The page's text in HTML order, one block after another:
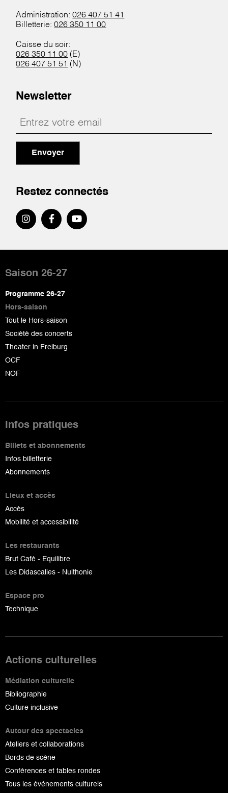
Administration:026 407 51 41
Billetterie:026 350 11 00
Caisse du soir:
026 350 11 00 (E)
026 407 51 51 (N)
Newsletter
Envoyer
Restez connectés
de
page
Saison 26-27
Programme 26-27
Hors-saison
Tout le Hors-saison
Société des concerts
Theater in Freiburg
OCF
NOF
Infos pratiques
Billets et abonnements
Infos billetterie
Abonnements
Lieux et accès
Accès
Mobilité et accessibilité
Les restaurants
Brut Café - Equilibre
Les Didascalies - Nuithonie
Espace pro
Technique
Actions culturelles
Médiation culturelle
Bibliographie
Culture inclusive
Autour des spectacles
Ateliers et collaborations
Bords de scène
Conférences et tables rondes
Tous les événements culturels